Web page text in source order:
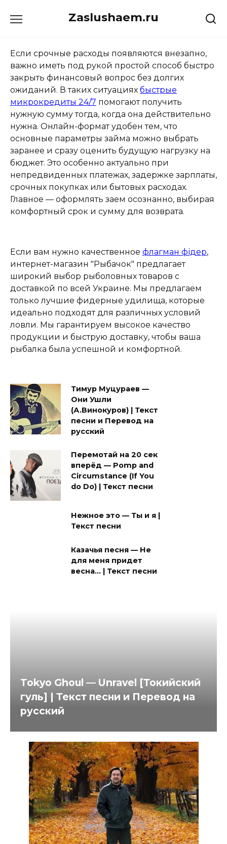
Zaslushaem.ru
Если срочные расходы появляются внезапно,
важно иметь под рукой простой способ быстро
закрыть финансовый вопрос без долгих
ожиданий. В таких ситуациях быстрые
микрокредиты 24/7 помогают получить
нужную сумму тогда, когда она действительно
нужна. Онлайн-формат удобен тем, что
основные параметры займа можно выбрать
заранее и сразу оценить будущую нагрузку на
бюджет. Это особенно актуально при
непредвиденных платежах, задержке зарплаты,
срочных покупках или бытовых расходах.
Главное — оформлять заем осознанно, выбирая
комфортный срок и сумму для возврата.
Если вам нужно качественное флагман фідер,
интернет-магазин "Рыбачок" предлагает
широкий выбор рыболовных товаров с
доставкой по всей Украине. Мы предлагаем
только лучшие фидерные удилища, которые
идеально подходят для различных условий
ловли. Мы гарантируем высокое качество
продукции и быструю доставку, чтобы ваша
рыбалка была успешной и комфортной.
Тимур Муцураев —
Они Ушли
(А.Винокуров) | Текст
песни и Перевод на
русский
Перемотай на 20 сек
вперёд — Pomp and
Circumstance (If You
do Do) | Текст песни
Нежное это — Ты и я |
Текст песни
Казачья песня — Не
для меня придет
весна… | Текст песни
Tokyo Ghoul — Unravel [Токийский
гуль] | Текст песни и Перевод на
русский